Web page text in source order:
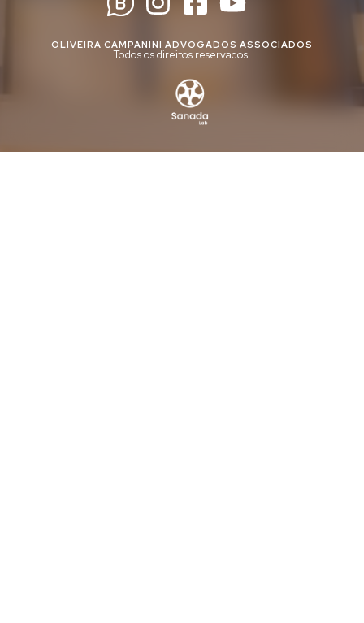
OLIVEIRA CAMPANINI ADVOGADOS ASSOCIADOS
Todos os direitos reservados.